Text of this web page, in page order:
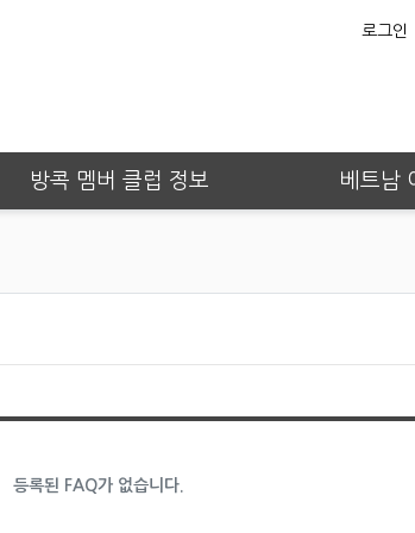
로그인
방콕 멤버 클럽 정보 베트남
등록된 FAQ가 없습니다.